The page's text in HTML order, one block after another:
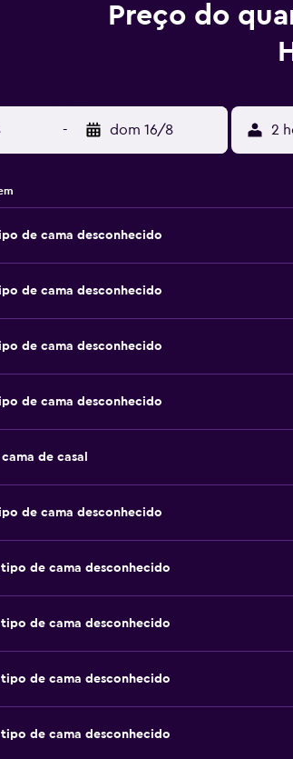
Preço do
- dom 16/8 2
de cama desconhecido
de cama desconhecido
de cama desconhecido
de cama desconhecido
de casal
de cama desconhecido
de cama desconhecido
de cama desconhecido
de cama desconhecido
de cama desconhecido